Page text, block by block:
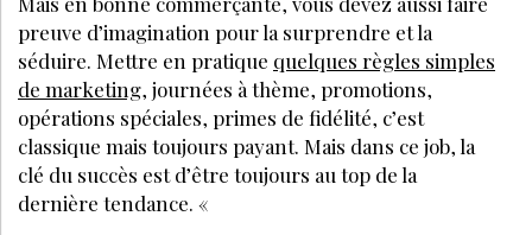
preuve d’imagination pour la surprendre et la
séduire. Mettre en pratique quelques règles simples
de marketing, journées à thème, promotions,
opérations spéciales, primes de fidélité, c’est
classique mais toujours payant. Mais dans ce job, la
clé du succès est d’être toujours au top de la
dernière tendance. «